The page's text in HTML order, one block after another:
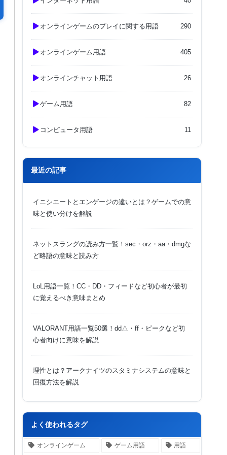
オンラインゲームのプレイに関する用語 290
オンラインゲーム用語 405
オンラインチャット用語 26
ゲーム用語 82
コンピュータ用語 11
最近の記事
イニシエートとエンゲージの違いとは？ゲームでの意
味と使い分けを解説
ネットスラングの読み方一覧！sec・orz・aa・dmgな
ど略語の意味と読み方
LoL用語一覧！CC・DD・フィードなど初心者が最初
に覚えるべき意味まとめ
VALORANT用語一覧50選！dd△・ff・ピークなど初
心者向けに意味を解説
理性とは？アークナイツのスタミナシステムの意味と
回復方法を解説
よく使われるタグ
オンラインゲーム ゲーム用語 用語